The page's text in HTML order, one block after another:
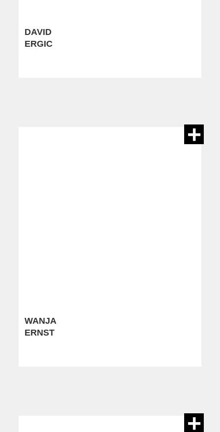
DAVID
ERGIC
WANJA
ERNST